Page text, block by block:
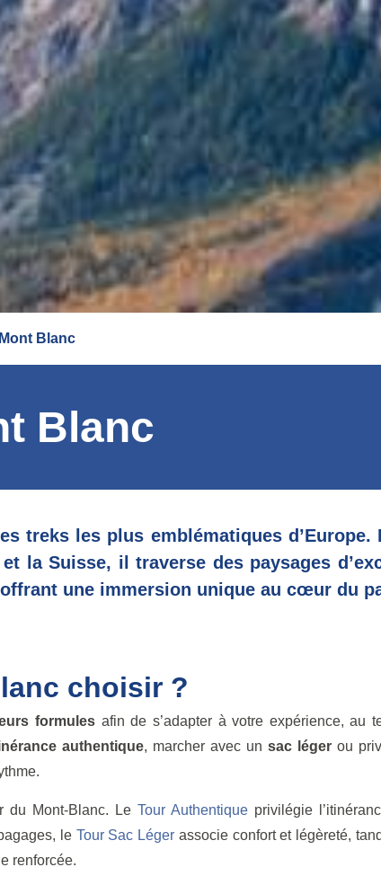
Blanc
Blanc
treks les plus emblématiques
la Suisse, il traverse des paysages
une immersion unique au cœur du
choisir ?
formules afin de s’adapter à votre expérience, au
authentique, marcher avec un sac légerou
du Mont-Blanc. Le Tour Authentique privilégie
le Tour Sac Léger associe confort et légèreté,
renforcée.